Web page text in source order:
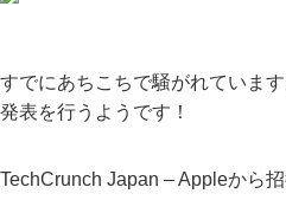
すでにあちこちで騒がれていま
発表を行うようです！
TechCrunch Japan – Appleから